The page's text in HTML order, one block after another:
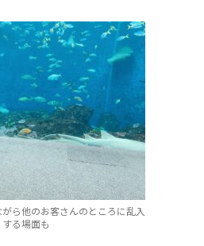
ら他のお客さんのところに乱入
する場面も